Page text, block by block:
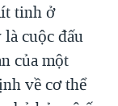
tinh ở
cuộc đấu
của một
về cơ thể